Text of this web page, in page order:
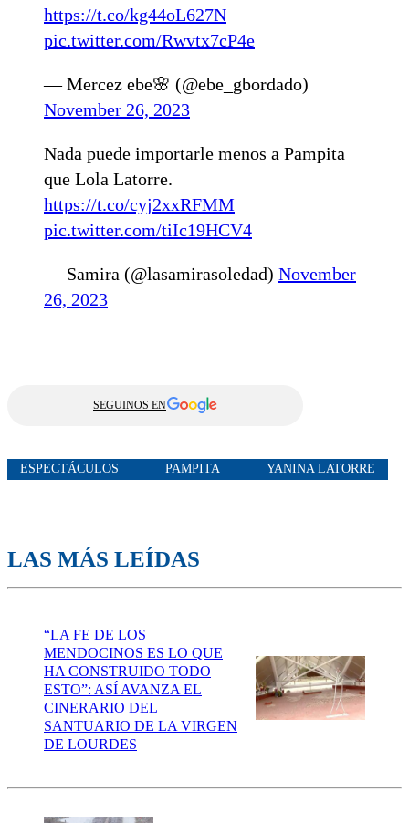
https://t.co/kg44oL627N
pic.twitter.com/Rwvtx7cP4e
— Mercez ebe🌸 (@ebe_gbordado)
November 26, 2023
Nada puede importarle menos a Pampita
que Lola Latorre.
https://t.co/cyj2xxRFMM
pic.twitter.com/tiIc19HCV4
— Samira (@lasamirasoledad) November
26, 2023
SEGUINOS EN
ESPECTÁCULOS PAMPITA YANINA LATORRE
LAS MÁS LEÍDAS
“LA FE DE LOS
MENDOCINOS ES LO QUE
HA CONSTRUIDO TODO
ESTO”: ASÍ AVANZA EL
CINERARIO DEL
SANTUARIO DE LA VIRGEN
DE LOURDES